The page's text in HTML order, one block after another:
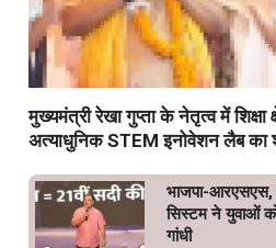
मुख्यमंत्री रेखा गुप्ता के नेतृत्व में शिक्षा
अत्याधुनिक STEM इनोवेशन लैब का
भाजपा-आरएसएस,
सिस्टम ने युवाओं
गांधी